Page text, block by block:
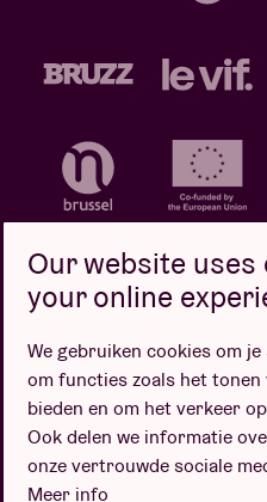
Privacybeleid
Our website
your online
We gebruiken cookies om
om functies zoals het tonen
bieden en om het verkeer
Ook delen we informatie
onze vertrouwde sociale
Meer info